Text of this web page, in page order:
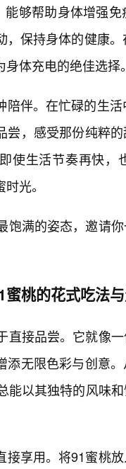
够帮助身体增强
，保持身体的健康
体充电的绝佳选择。
陪伴。在忙碌的生
尝，感受那份纯粹
使生活节奏再快，
光。
饱满的姿态，邀请
桃的花式吃法
直接品尝。它就像
添无限色彩与创意
能以其独特的风味
接享用。将91蜜桃